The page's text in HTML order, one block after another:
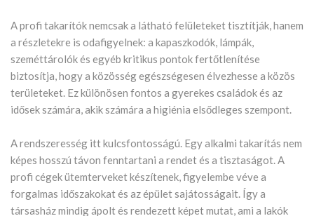
A profi takarítók nemcsak a látható felületeket tisztítják, hanem
a részletekre is odafigyelnek: a kapaszkodók, lámpák,
szeméttárolók és egyéb kritikus pontok fertőtlenítése
biztosítja, hogy a közösség egészségesen élvezhesse a közös
területeket. Ez különösen fontos a gyerekes családok és az
idősek számára, akik számára a higiénia elsődleges szempont.
A rendszeresség itt kulcsfontosságú. Egy alkalmi takarítás nem
képes hosszú távon fenntartani a rendet és a tisztaságot. A
profi cégek ütemterveket készítenek, figyelembe véve a
forgalmas időszakokat és az épület sajátosságait. Így a
társasház mindig ápolt és rendezett képet mutat, ami a lakók